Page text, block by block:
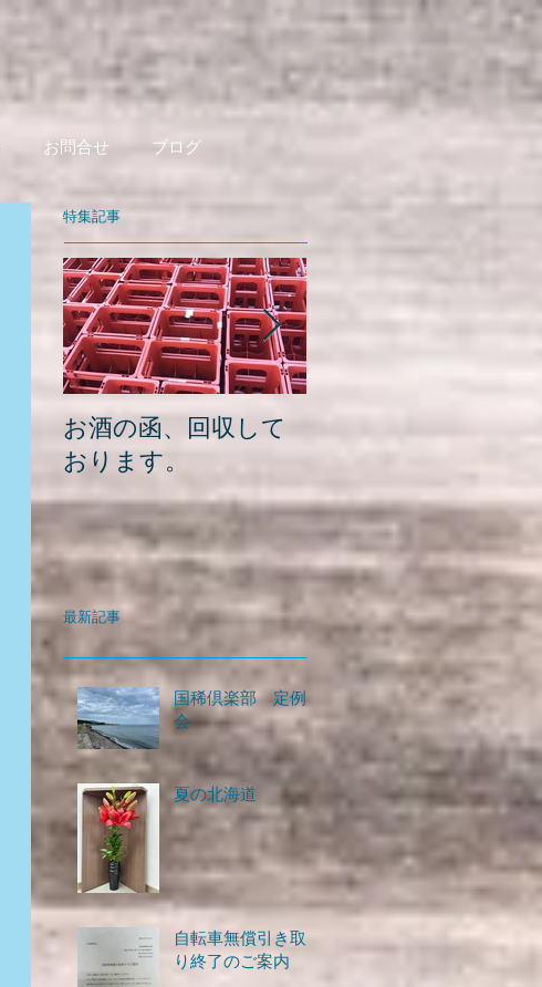
お問合せ ブログ
特集記事
お酒の函、回収して
おります。
最新記事
国稀倶楽部 定例
会
夏の北海道
自転車無償引き取
り終了のご案内